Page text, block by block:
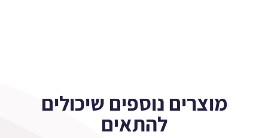
מוצרים נוספים שיכולים
להתאים